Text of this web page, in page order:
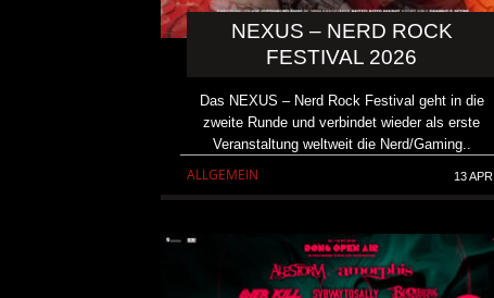
NEXUS – NERD ROCK
FESTIVAL 2026
Das NEXUS – Nerd Rock Festival geht in die
zweite Runde und verbindet wieder als erste
Veranstaltung weltweit die Nerd/Gaming..
ALLGEMEIN 13 APR.